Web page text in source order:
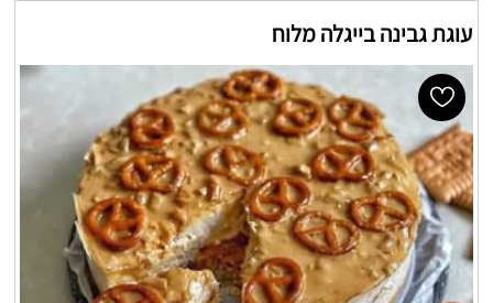
עוגת גבינה בייגלה מלוח